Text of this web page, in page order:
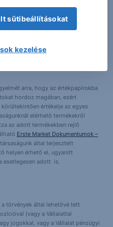
időtartam) vonatkozik: Az
a stop-loss aktiválódásáig
az általa korábban kiadott
arra, hogy az értékpapírokba
hordoz magában, ezért
értékelje az egyes
elérhető termékekről
az adott termékekben rejlő
Erste Market Dokumentumok –
által terjesztett
helyen érhető el, ugyanitt
esetlegesen adott is.
törvények által lehetővé tett
(vagy a Vállalattal
jogokkal, vagy a Vállalat pénzügyi
sütibeállításokat
kezelése